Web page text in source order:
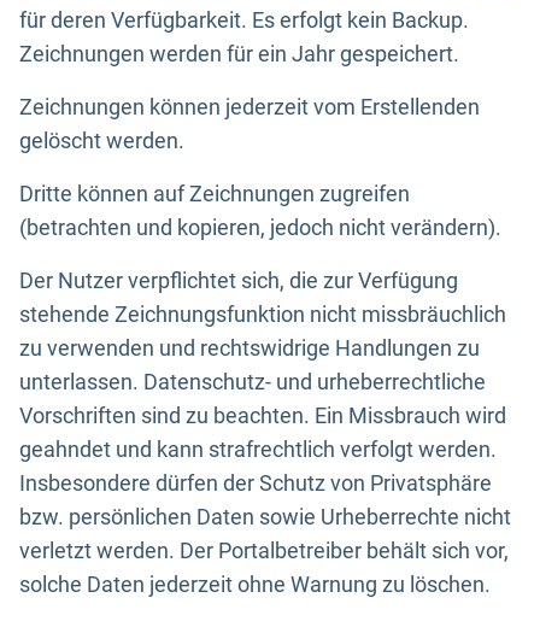
für deren Verfügbarkeit. Es erfolgt kein Backup.
Zeichnungen werden für ein Jahr gespeichert.
Zeichnungen können jederzeit vom Erstellenden
gelöscht werden.
Dritte können auf Zeichnungen zugreifen
(betrachten und kopieren, jedoch nicht verändern).
Der Nutzer verpflichtet sich, die zur Verfügung
stehende Zeichnungsfunktion nicht missbräuchlich
zu verwenden und rechtswidrige Handlungen zu
unterlassen. Datenschutz- und urheberrechtliche
Vorschriften sind zu beachten. Ein Missbrauch wird
geahndet und kann strafrechtlich verfolgt werden.
Insbesondere dürfen der Schutz von Privatsphäre
bzw. persönlichen Daten sowie Urheberrechte nicht
verletzt werden. Der Portalbetreiber behält sich vor,
solche Daten jederzeit ohne Warnung zu löschen.